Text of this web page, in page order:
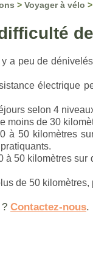
>Voyager à vélo
a peu de
électrique
selon 4
moins de 30
à 50 kilomètres
à 50 kilomètres
de 50
?Contactez-nous.